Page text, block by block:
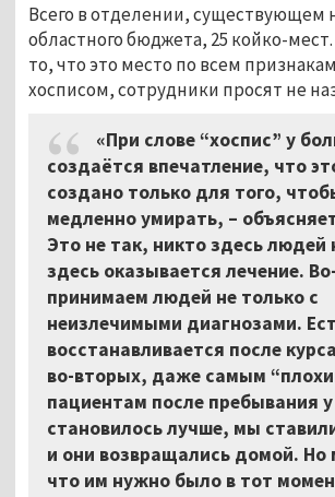
Всего в отделении, существующем
областного бюджета, 25 койко-
то, что это место по всем
хосписом, сотрудники просят не
«При слове “хоспис” у
создаётся впечатление, что
создано только для того,
медленно умирать, –
Это не так, никто здесь людей
здесь оказывается лечение.
принимаем людей не только с
неизлечимыми диагнозами.
восстанавливается после
во-вторых, даже самым
пациентам после пребывания
становилось лучше, мы
и они возвращались домой. Но
что им нужно было в тот